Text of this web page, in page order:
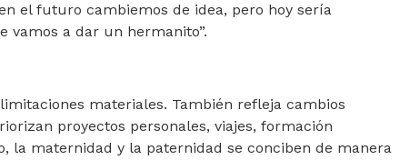
el futuro cambiemos de idea, pero hoy sería
vamos a dar un hermanito”.
materiales. También refleja cambios
proyectos personales, viajes, formación
la maternidad y la paternidad se conciben de manera